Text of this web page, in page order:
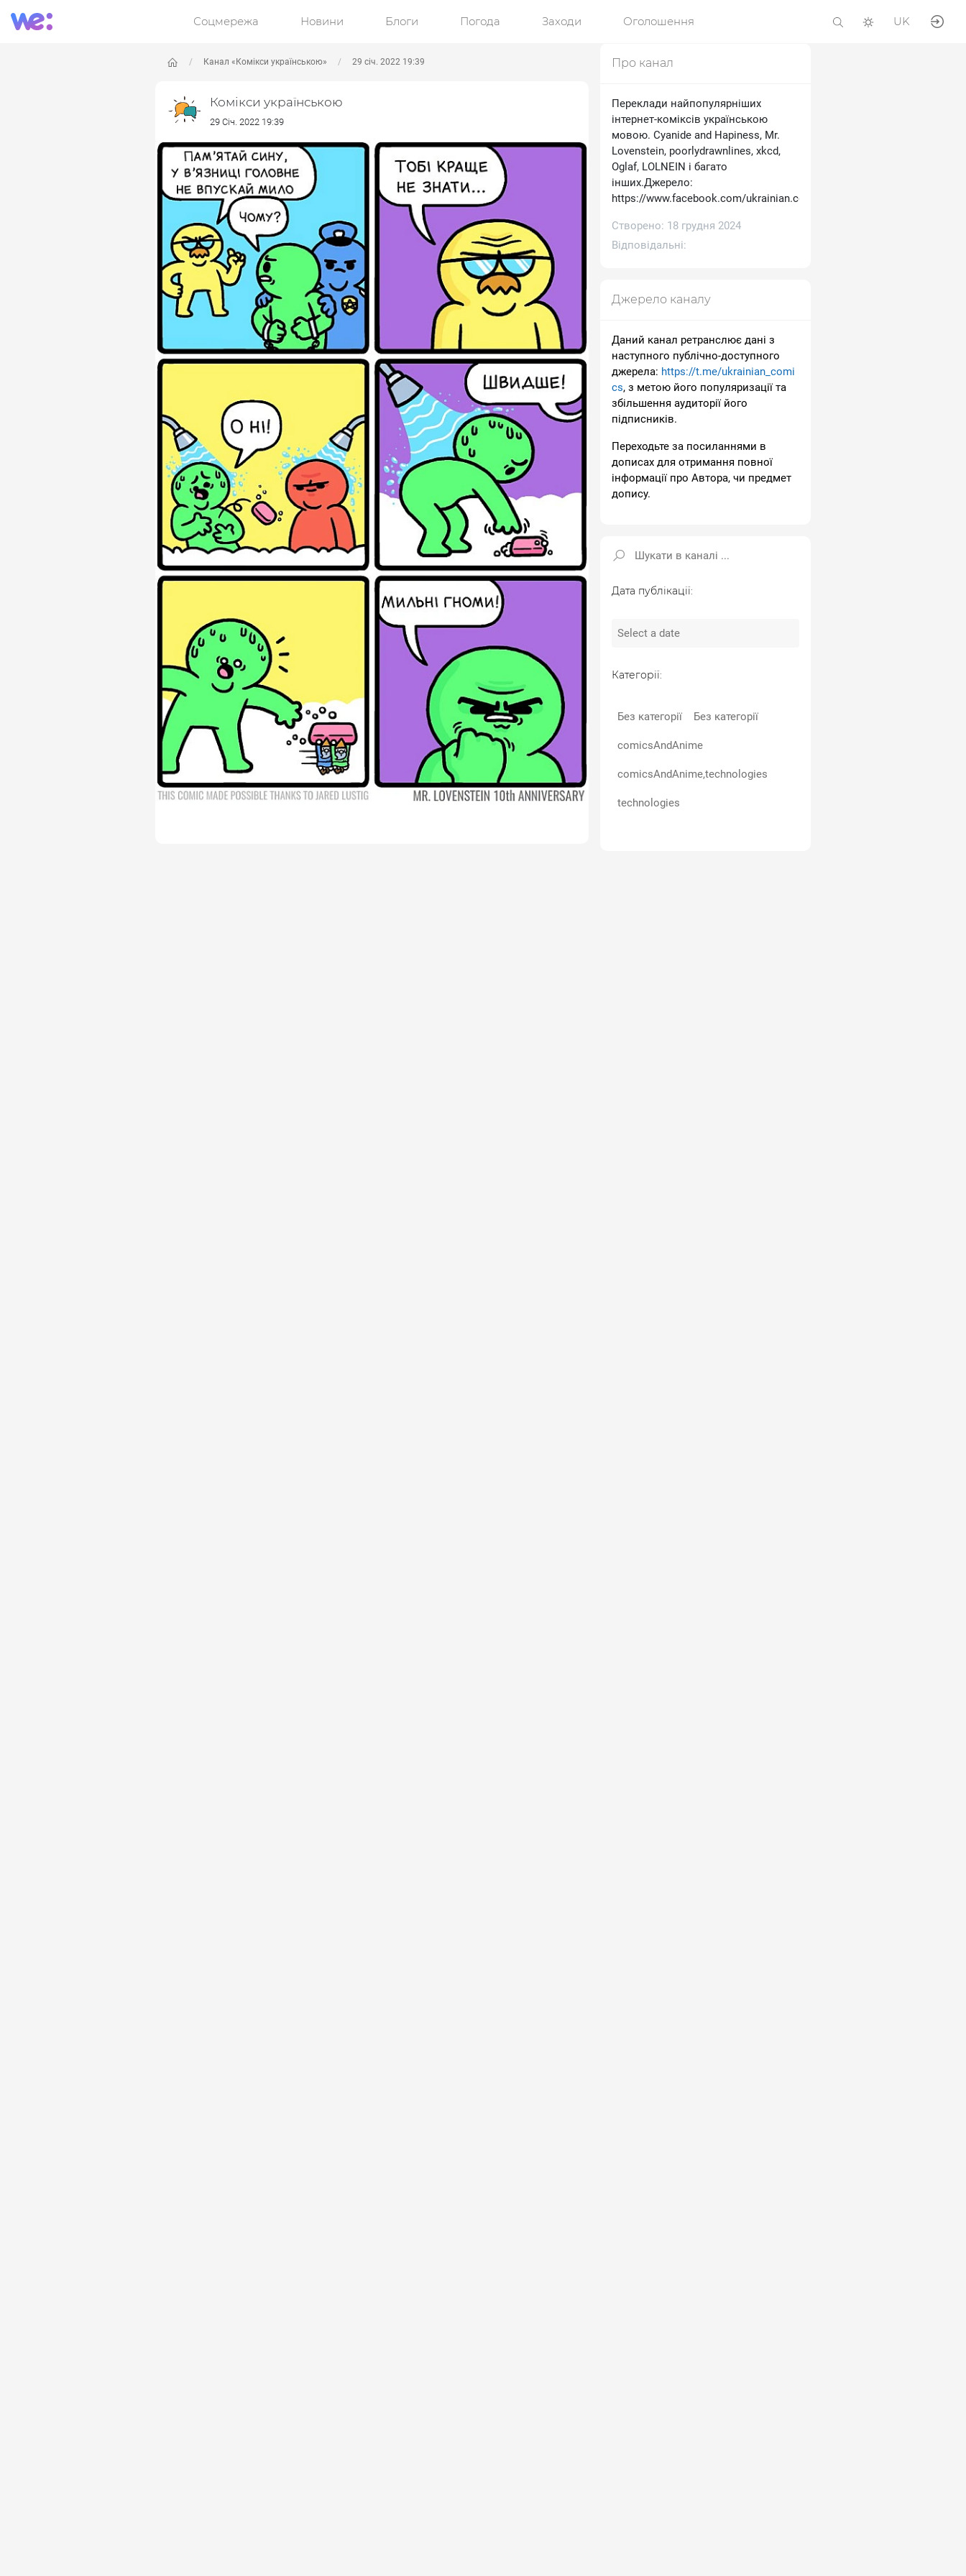
Соцмережа Новини Блоги Погода Заходи Оголошення UK
Канал «Комікси українською» 29 січ. 2022 19:39
Комікси українською
29 Січ. 2022 19:39
Про канал
Переклади найпопулярніших
інтернет-коміксів українською
мовою. Cyanide and Hapiness, Mr.
Lovenstein, poorlydrawnlines, xkcd,
Oglaf, LOLNEIN і багато
інших.Джерело:
https://www.facebook.com/ukrainian.comics
Створено: 18 грудня 2024
Відповідальні:
Джерело каналу
Даний канал ретранслює дані з
наступного публічно-доступного
джерела: https://t.me/ukrainian_comi
cs, з метою його популяризації та
збільшення аудиторії його
підписників.
Переходьте за посиланнями в
дописах для отримання повної
інформації про Автора, чи предмет
допису.
Дата публікації:
Категорії:
Без категорії Без категорії
comicsAndAnime
comicsAndAnime,technologies
technologies